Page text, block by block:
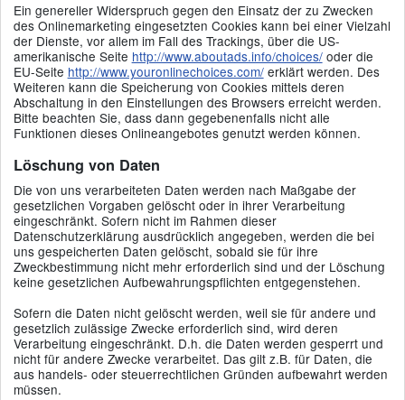
Ein genereller Widerspruch gegen den Einsatz der zu Zwecken
des Onlinemarketing eingesetzten Cookies kann bei einer Vielzahl
der Dienste, vor allem im Fall des Trackings, über die US-
amerikanische Seite http://www.aboutads.info/choices/oder die
EU-Seite http://www.youronlinechoices.com/erklärt werden. Des
Weiteren kann die Speicherung von Cookies mittels deren
Abschaltung in den Einstellungen des Browsers erreicht werden.
Bitte beachten Sie, dass dann gegebenenfalls nicht alle
Funktionen dieses Onlineangebotes genutzt werden können.
Löschung von Daten
Die von uns verarbeiteten Daten werden nach Maßgabe der
gesetzlichen Vorgaben gelöscht oder in ihrer Verarbeitung
eingeschränkt. Sofern nicht im Rahmen dieser
Datenschutzerklärung ausdrücklich angegeben, werden die bei
uns gespeicherten Daten gelöscht, sobald sie für ihre
Zweckbestimmung nicht mehr erforderlich sind und der Löschung
keine gesetzlichen Aufbewahrungspflichten entgegenstehen.
Sofern die Daten nicht gelöscht werden, weil sie für andere und
gesetzlich zulässige Zwecke erforderlich sind, wird deren
Verarbeitung eingeschränkt. D.h. die Daten werden gesperrt und
nicht für andere Zwecke verarbeitet. Das gilt z.B. für Daten, die
aus handels- oder steuerrechtlichen Gründen aufbewahrt werden
müssen.